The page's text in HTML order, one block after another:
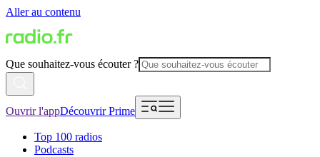
Aller au contenu
Que souhaitez-vous écouter ?
Ouvrir l'appDécouvrir Prime
Top 100 radios
Podcasts